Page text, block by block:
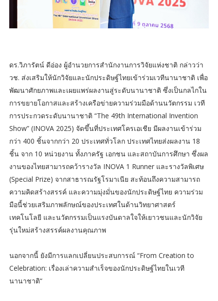
ดร.วิภารัตน์ ดีอ่อง ผู้อำนวยการสำนักงานการวิจัยแห่งชาติ กล่าวว่า
วช. ส่งเสริมให้นักวิจัยและนักประดิษฐ์ไทยเข้าร่วมเวทีนานาชาติ เพื่อ
พัฒนาศักยภาพและเผยแพร่ผลงานสู่ระดับนานาชาติ ซึ่งเป็นกลไกใน
การขยายโอกาสและสร้างเครือข่ายความร่วมมือด้านนวัตกรรม เวที
การประกวดระดับนานาชาติ “The 49th International Invention
Show” (INOVA 2025) จัดขึ้นที่ประเทศโครเอเชีย มีผลงานเข้าร่วม
กว่า 400 ชิ้นจากกว่า 20 ประเทศทั่วโลก ประเทศไทยส่งผลงาน 18
ชิ้น จาก 10 หน่วยงาน ทั้งภาครัฐ เอกชน และสถาบันการศึกษา ซึ่งผล
งานของไทยสามารถคว้ารางวัล INOVA 1 Runner และรางวัลพิเศษ
(Special Prize) จากสาธารณรัฐโรมาเนีย สะท้อนถึงความสามารถ
ความคิดสร้างสรรค์ และความมุ่งมั่นของนักประดิษฐ์ไทย ความร่วม
มือนี้ช่วยเสริมภาพลักษณ์ของประเทศในด้านวิทยาศาสตร์
เทคโนโลยี และนวัตกรรมเป็นแรงบันดาลใจให้เยาวชนและนักวิจัย
รุ่นใหม่สร้างสรรค์ผลงานคุณภาพ
นอกจากนี้ ยังมีการแลกเปลี่ยนประสบการณ์ “From Creation to
Celebration: เรื่องเล่าความสำเร็จของนักประดิษฐ์ไทยในเวที
นานาชาติ“